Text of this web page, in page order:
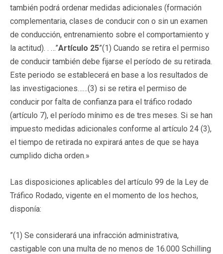
también podrá ordenar medidas adicionales (formación
complementaria, clases de conducir con o sin un examen
de conducción, entrenamiento sobre el comportamiento y
la actitud). . …”Artículo 25”(1) Cuando se retira el permiso
de conducir también debe fijarse el período de su retirada.
Este periodo se establecerá en base a los resultados de
las investigaciones……(3) si se retira el permiso de
conducir por falta de confianza para el tráfico rodado
(artículo 7), el período mínimo es de tres meses. Si se han
impuesto medidas adicionales conforme al artículo 24 (3),
el tiempo de retirada no expirará antes de que se haya
cumplido dicha orden.»
Las disposiciones aplicables del artículo 99 de la Ley de
Tráfico Rodado, vigente en el momento de los hechos,
disponía:
”(1) Se considerará una infracción administrativa,
castigable con una multa de no menos de 16.000 Schilling